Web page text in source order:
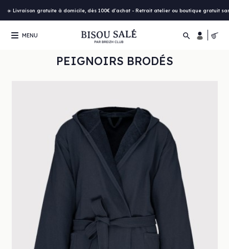
☀️ Livraison gratuite à domicile, dès 100€ d'achat - Retrait atelier ou boutique gratuit
MENU 
PEIGNOIRS BRODÉS